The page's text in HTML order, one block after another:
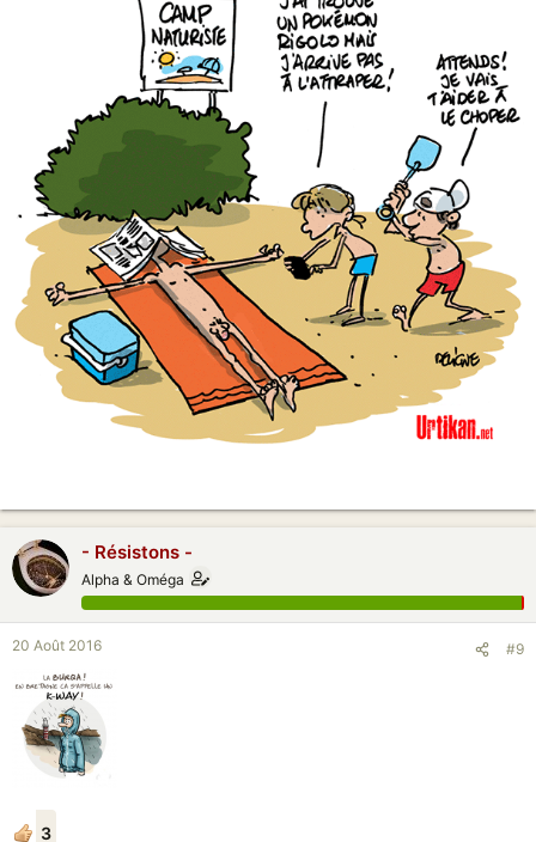
- Résistons -
Alpha & Oméga
20 Août 2016 #9
3